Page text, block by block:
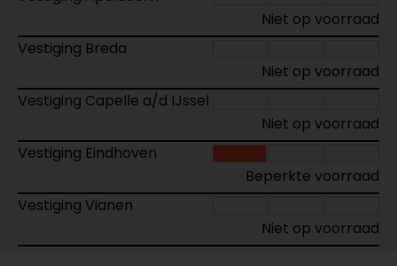
Niet op voorraad
Vestiging Breda
Niet op voorraad
Vestiging Capelle a/d IJssel
Niet op voorraad
Vestiging Eindhoven
Beperkte voorraad
Vestiging Vianen
Niet op voorraad